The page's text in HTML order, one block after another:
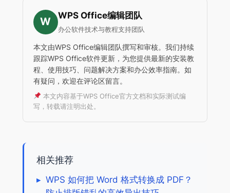
W
WPS Office编辑团队
办公软件技术与教程支持团队
本文由WPS Office编辑团队撰写和审核。我们持续
跟踪WPS Office软件更新，为您提供最新的安装教
程、使用技巧、问题解决方案和办公效率指南。如
有疑问，欢迎在评论区留言。
本文内容基于WPS Office官方文档和实际测试编
写，转载请注明出处。
相关推荐
▸ WPS 如何把 Word 格式转换成 PDF？